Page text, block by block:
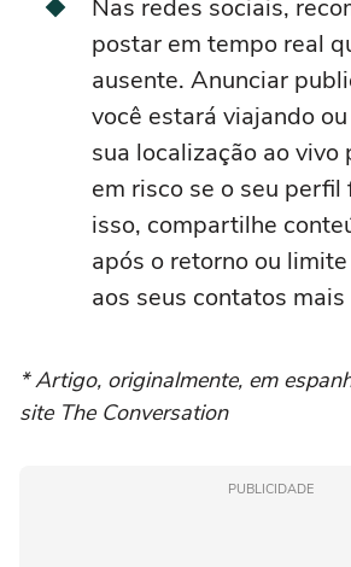
Nas redes sociais,
postar em tempo real
ausente. Anunciar
você estará viajando
sua localização ao
em risco se o seu
isso, compartilhe
após o retorno ou
aos seus contatos
* Artigo, originalmente, em
site The Conversation
PUBLICIDADE